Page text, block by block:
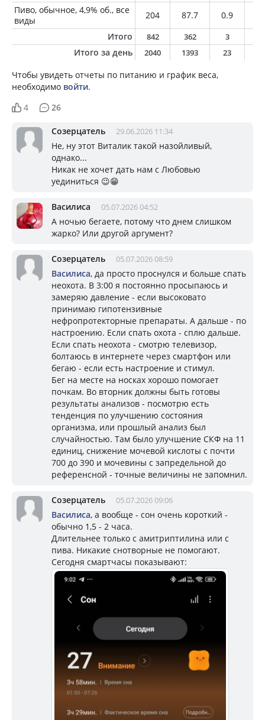
Пиво, обычное, 4,9% об., все
виды
204 87.7 0.9
Итого
842 362 3
Итого за день 2040 1393 23
Чтобы увидеть отчеты по питанию и график веса,
необходимо войти.
4
26
Созерцатель 29.06.2026 11:34
Не, ну этот Виталик такой назойливый,
однако...
Никак не хочет дать нам с Любовью
уединиться 😉😁
Василиса 05.07.2026 04:52
А ночью бегаете, потому что днем слишком
жарко? Или другой аргумент?
Созерцатель 05.07.2026 08:59
Василиса, да просто проснулся и больше спать
неохота. В 3:00 я постоянно просыпаюсь и
замеряю давление - если высоковато
принимаю гипотензивные
нефропротекторные препараты. А дальше - по
настроению. Если спать охота - сплю дальше.
Если спать неохота - смотрю телевизор,
болтаюсь в интернете через смартфон или
бегаю - если есть настроение и стимул.
Бег на месте на носках хорошо помогает
почкам. Во вторник должны быть готовы
результаты анализов - посмотрю есть
тенденция по улучшению состояния
организма, или прошлый анализ был
случайностью. Там было улучшение СКФ на 11
единиц, снижение мочевой кислоты с почти
700 до 390 и мочевины с запредельной до
референсной - точные величины не запомнил.
Созерцатель 05.07.2026 09:06
Василиса, а вообще - сон очень короткий -
обычно 1,5 - 2 часа.
Длительнее только с амитриптилина или с
пива. Никакие снотворные не помогают.
Сегодня смартчасы показывают: